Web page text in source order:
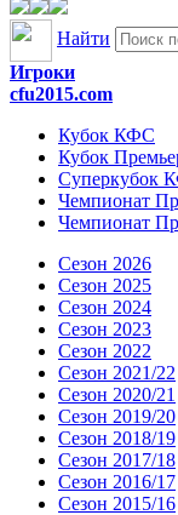
Найти
Игроки
cfu2015.com
Кубок КФС
Кубок
Суперкубок
Чемпионат
Чемпионат
Сезон 2026
Сезон 2025
Сезон 2024
Сезон 2023
Сезон 2022
Сезон 2021/22
Сезон 2020/21
Сезон 2019/20
Сезон 2018/19
Сезон 2017/18
Сезон 2016/17
Сезон 2015/16